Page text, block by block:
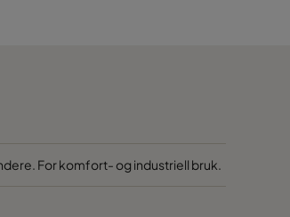
1170For komfort- og industriell bruk.